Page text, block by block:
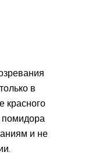
в
красного
помидора
и не